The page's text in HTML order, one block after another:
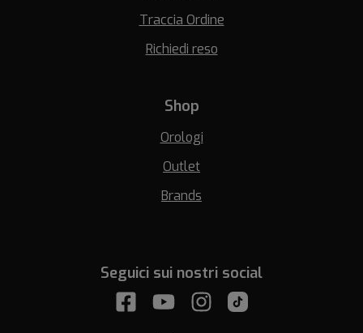
Traccia Ordine
Richiedi reso
Shop
Orologi
Outlet
Brands
Seguici sui nostri social